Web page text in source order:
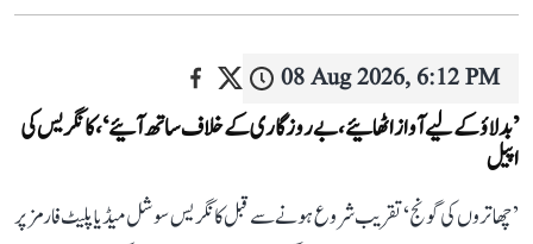
08 Aug 2026, 6:12 PM
’بدلاؤ کے لیے آواز اٹھائیے، بے روزگاری کے خلاف ساتھ آئیے‘، کانگریس کی
اپیل
’چھاتروں کی گونج‘ تقریب شروع ہونے سے قبل کانگریس سوشل میڈیا پلیٹ فارمز پر